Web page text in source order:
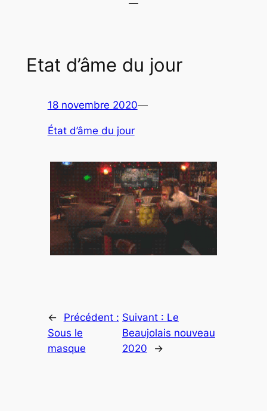
Etat d’âme du jour
18 novembre 2020—
État d’âme du jour
←
Précédent :
Sous le
masque
Suivant : Le
Beaujolais nouveau
2020
→